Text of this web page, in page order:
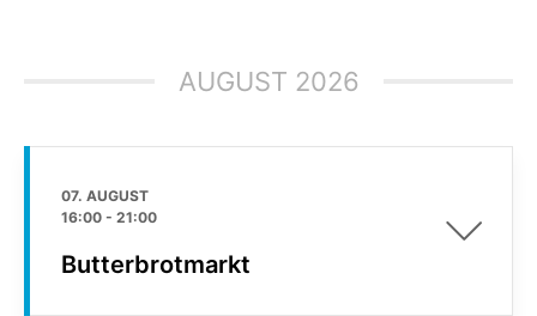
AUGUST 2026
07. AUGUST
16:00 - 21:00
Butterbrotmarkt